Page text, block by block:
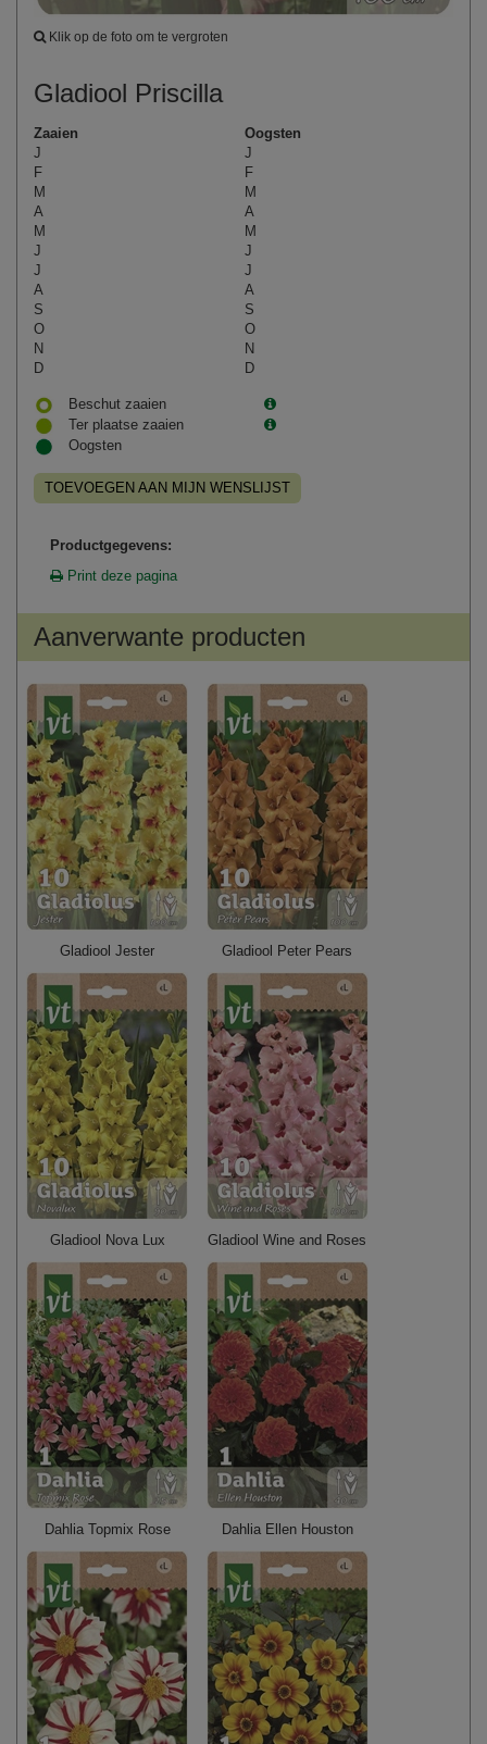
Klik op de foto om te vergroten
Gladiool Priscilla
Zaaien
Oogsten
J
J
F
F
M
M
A
A
M
M
J
J
J
J
A
A
S
S
O
O
N
N
D
D
Beschut zaaien
Ter plaatse zaaien
Oogsten
TOEVOEGEN AAN MIJN WENSLIJST
Productgegevens:
Print deze pagina
Aanverwante producten
Gladiool Jester Gladiool Peter Pears
Gladiool Nova Lux Gladiool Wine and Roses
Dahlia Topmix Rose Dahlia Ellen Houston